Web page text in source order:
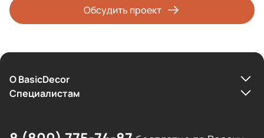
Обсудить проект
О BasicDecor
Cпециалистам